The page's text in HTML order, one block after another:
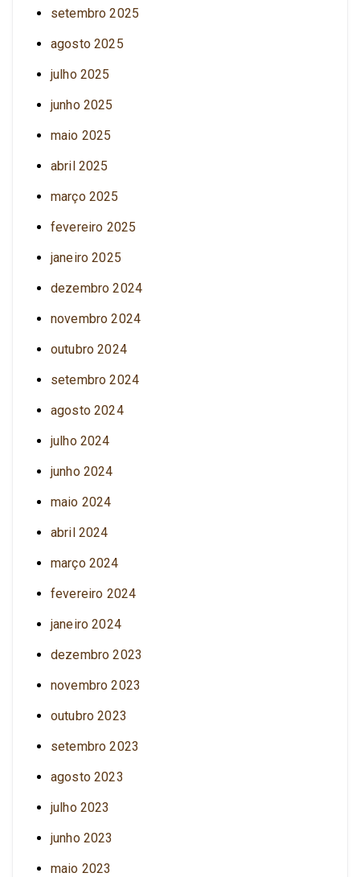
setembro 2025
agosto 2025
julho 2025
junho 2025
maio 2025
abril 2025
março 2025
fevereiro 2025
janeiro 2025
dezembro 2024
novembro 2024
outubro 2024
setembro 2024
agosto 2024
julho 2024
junho 2024
maio 2024
abril 2024
março 2024
fevereiro 2024
janeiro 2024
dezembro 2023
novembro 2023
outubro 2023
setembro 2023
agosto 2023
julho 2023
junho 2023
maio 2023